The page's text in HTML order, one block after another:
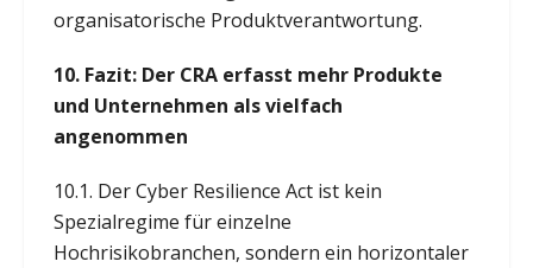
organisatorische Produktverantwortung.
10. Fazit: Der CRA erfasst mehr Produkte
und Unternehmen als vielfach
angenommen
10.1. Der Cyber Resilience Act ist kein
Spezialregime für einzelne
Hochrisikobranchen, sondern ein horizontaler